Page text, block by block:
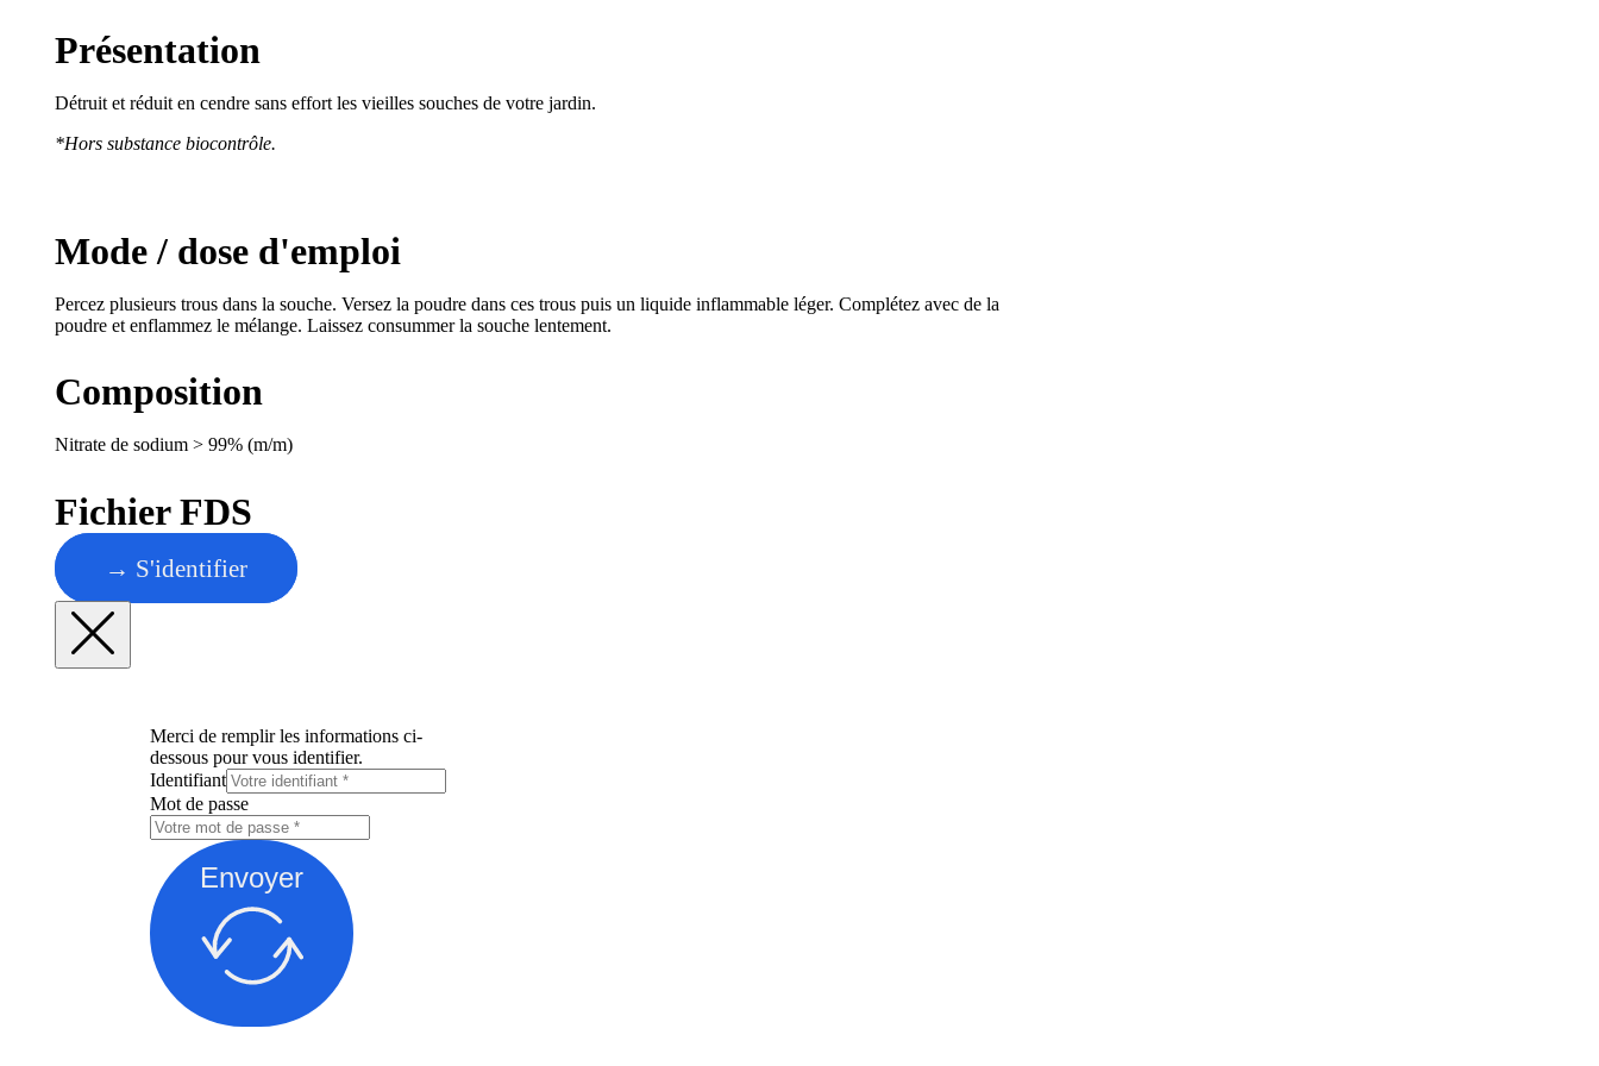
Présentation
Détruit et réduit en cendre sans effort les vieilles souches de votre jardin.
*Hors substance biocontrôle.
Mode / dose d'emploi
Percez plusieurs trous dans la souche. Versez la poudre dans ces trous puis un liquide inflammable léger. Complétez avec de la
poudre et enflammez le mélange. Laissez consummer la souche lentement.
Composition
Nitrate de sodium > 99% (m/m)
Fichier FDS
→ S'identifier
Merci de remplir les informations ci-
dessous pour vous identifier.
Identifiant
Mot de passe
Envoyer